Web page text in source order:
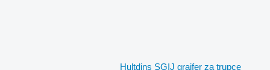
Hultdins SGIJ grajfer za trupce